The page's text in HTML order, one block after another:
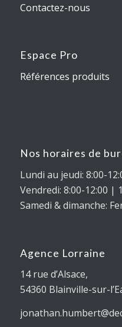
Contactez-nous
Espace Pro
Références produits
Nos horaires de
Lundi au jeudi: 8:00-
Vendredi: 8:00-12:00 |
Samedi & dimanche:
Agence Lorraine
14 rue d’Alsace,
54360 Blainville-sur-